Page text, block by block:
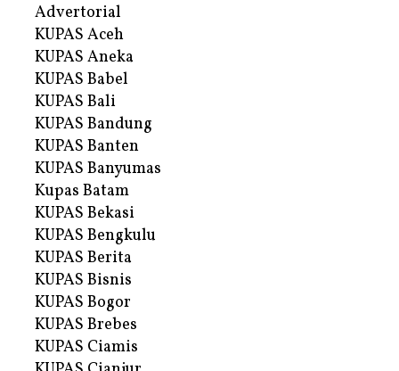
Advertorial
KUPAS Aceh
KUPAS Aneka
KUPAS Babel
KUPAS Bali
KUPAS Bandung
KUPAS Banten
KUPAS Banyumas
Kupas Batam
KUPAS Bekasi
KUPAS Bengkulu
KUPAS Berita
KUPAS Bisnis
KUPAS Bogor
KUPAS Brebes
KUPAS Ciamis